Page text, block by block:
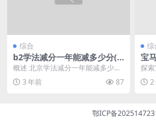
综合
b2学法减分一年能减多少分(b
2学法减分答案)
概述 北京学法减分一年能减多少分
在高考中，很多同学都会采用b2学
法来减分。那么...
3 年前 87
综
宝
探
法
驾驶2
鄂ICP备